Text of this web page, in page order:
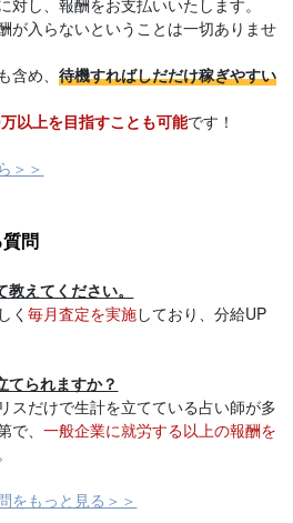
し、報酬をお支払いいたします。
が入らないということは一切ありませ
含め、待機すればしだだけ稼ぎやすい
以上を目指すことも可能です！
＞＞
問
えてください。
く毎月査定を実施しており、分給UP
てられますか？
スだけで生計を立てている占い師が多
で、一般企業に就労する以上の報酬を
をもっと見る＞＞